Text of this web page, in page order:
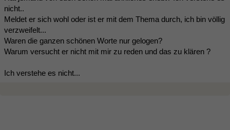
nicht..
Meldet er sich wohl oder ist er mit dem Thema durch, ich bin völlig
verzweifelt...
Waren die ganzen schönen Worte nur gelogen?
Warum versucht er nicht mit mir zu reden und das zu klären ?
Ich verstehe es nicht...